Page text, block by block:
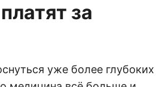
за
уже более глубоких